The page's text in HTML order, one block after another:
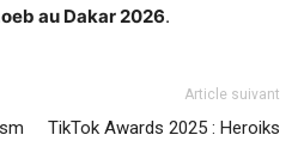
au Dakar 2026.
Article suivant
TikTok Awards 2025 : Heroiks